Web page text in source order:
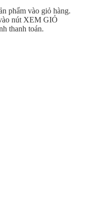
phẩm vào giỏ hàng.
nút XEM GIỎ
thanh toán.